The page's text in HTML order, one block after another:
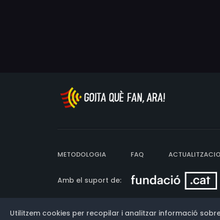
METODOLOGIA FAQ
Amb el suport de:
Utilitzem cookies per recopilar i analitzar informació